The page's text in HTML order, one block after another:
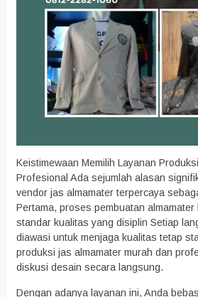
Keistimewaan Memilih Layanan
Profesional Ada sejumlah alasan
vendor jas almamater terpercaya
Pertama, proses pembuatan almamater
standar kualitas yang disiplin Setiap
diawasi untuk menjaga kualitas tetap
produksi jas almamater murah dan
diskusi desain secara langsung.
Dengan adanya layanan ini, Anda